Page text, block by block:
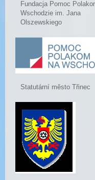
Fundacja Pomoc
Wschodzie im. Jana
Olszewskiego
Statutární město Třinec